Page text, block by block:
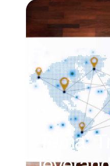
vejtransport,
shippingindustri
Tema: